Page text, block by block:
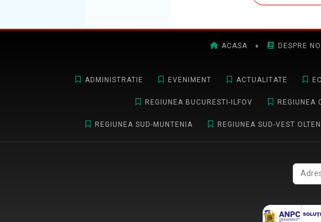
ACASA ♦ DESPRE
ADMINISTRATIE EVENIMENT ACTUALITATE
REGIUNEA BUCURESTI-ILFOV REGIUNEA
REGIUNEA SUD-MUNTENIA REGIUNEA SUD-VEST